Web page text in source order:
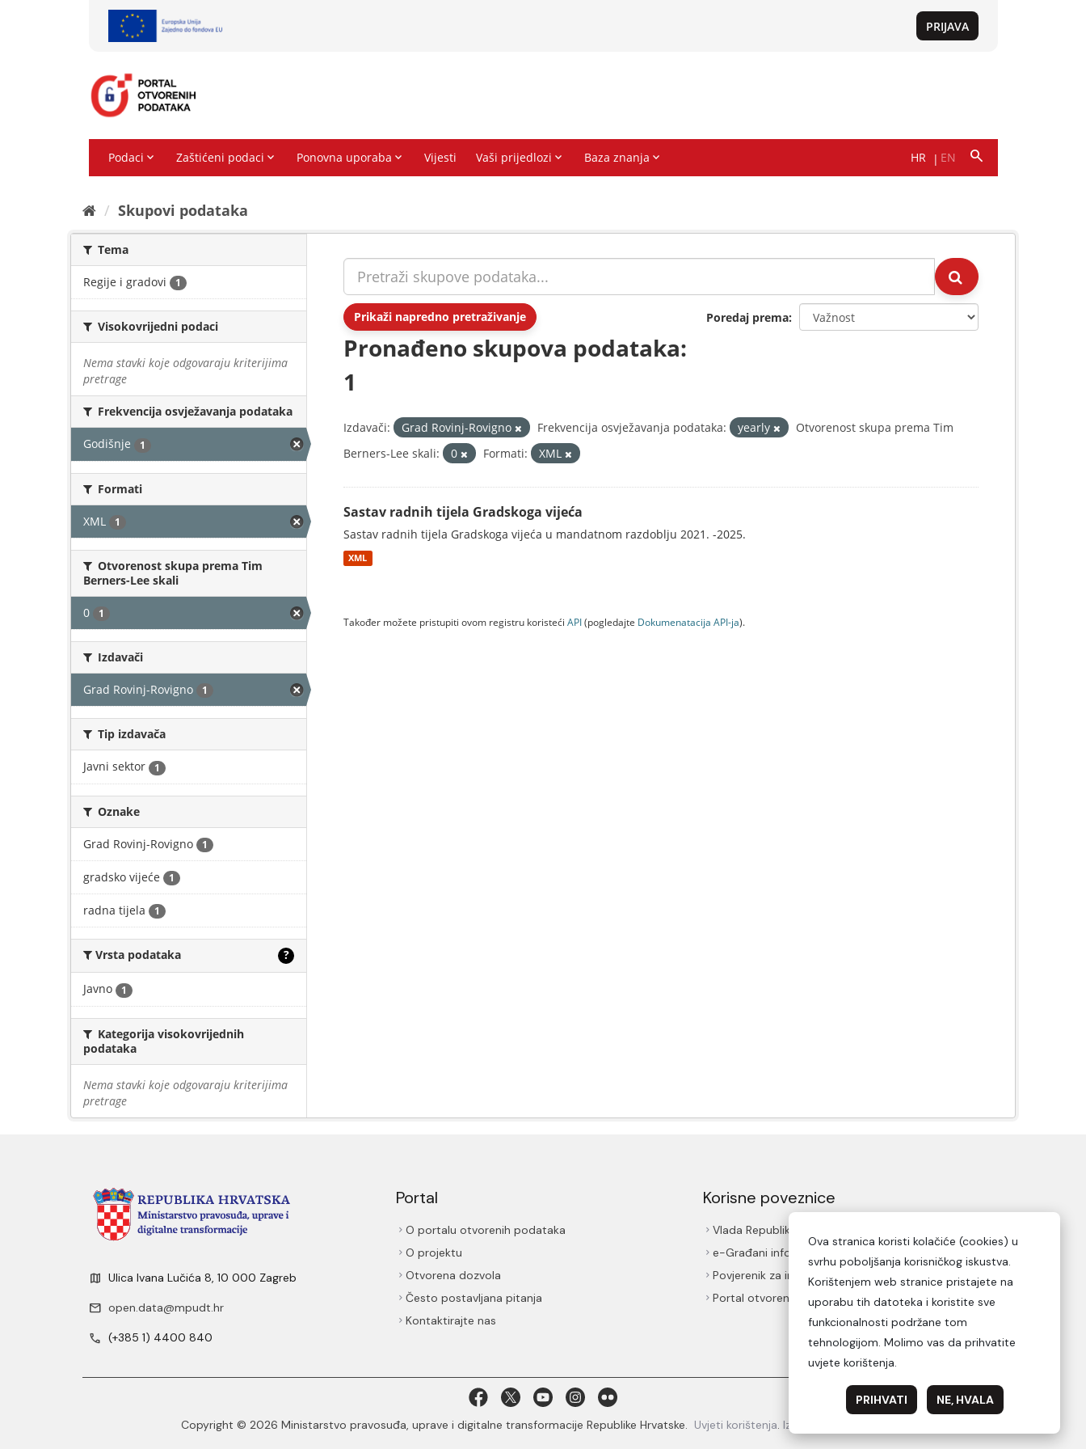
Skupovi podаtаkа
Tema
Regije i gradovi 1
Visokovrijedni podaci
Nema stavki koje odgovaraju kriterijima
pretrage
Frekvencija osvježavanja podataka
Godišnje 1
Formati
XML 1
Otvorenost skupa prema Tim
Berners-Lee skali
0 1
Izdavači
Grad Rovinj-Rovigno 1
Tip izdavača
Javni sektor 1
Oznake
Grad Rovinj-Rovigno 1
gradsko vijeće 1
radna tijela 1
Vrsta podataka ?
Javno 1
Kategorija visokovrijednih
podataka
Nema stavki koje odgovaraju kriterijima
pretrage
Prikaži napredno pretraživanje Poredaj prema
Pronađeno skupova podataka:
1
Izdavači: Grad Rovinj-Rovigno Frekvencija osvježavanja podataka: yearly
Otvorenost skupa prema Tim
Berners-Lee skali:
0 Formati: XML
Sastav radnih tijela Gradskoga vijeća
Sastav radnih tijela Gradskoga vijeća u mandatnom razdoblju 2021. -2025.
XML
Također možete pristupiti ovom registru koristeći API(pogledajte Dokumenаtаcijа API-jа).